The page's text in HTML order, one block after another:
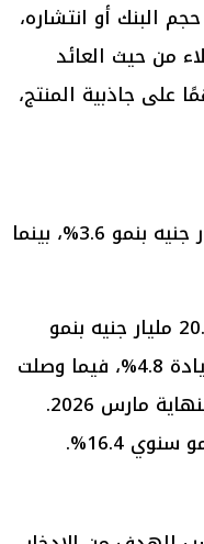
البنك أو انتشاره،
من حيث العائد
على جاذبية المنتج،
لدى بنك saib نحو 26.29 مليار جنيه بنمو 3.6%، بينما
كما ارتفعت أرصدة البنك المصري لتنمية الصادرات إلى 20.02 مليار جنيه بنمو
6.2%، وسجل بنك كريدي أجريكول مصر 14.67 مليار جنيه بزيادة 4.8%، فيما وصلت
أرصدة الشهادات بالمصرف المتحد إلى 14.04 مليار جنيه بنهاية مارس 2026.